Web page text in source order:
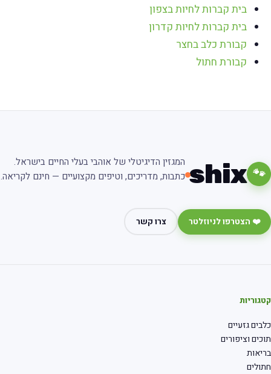
בית קברות לחיות בצפון
בית קברות לחיות קדרון
קבורת כלב בחצר
קבורת חתול
🐾
shix המגזין הדיגיטלי של אוהבי בעלי החיים בישראל.
כתבות, מדריכים, וטיפים מקצועיים — חינם לקריאה.
❤️ הצטרפו לניוזלטר צרו קשר
קטגוריות
כלבים גזעיים
תוכים וציפורים
בריאות
חתולים